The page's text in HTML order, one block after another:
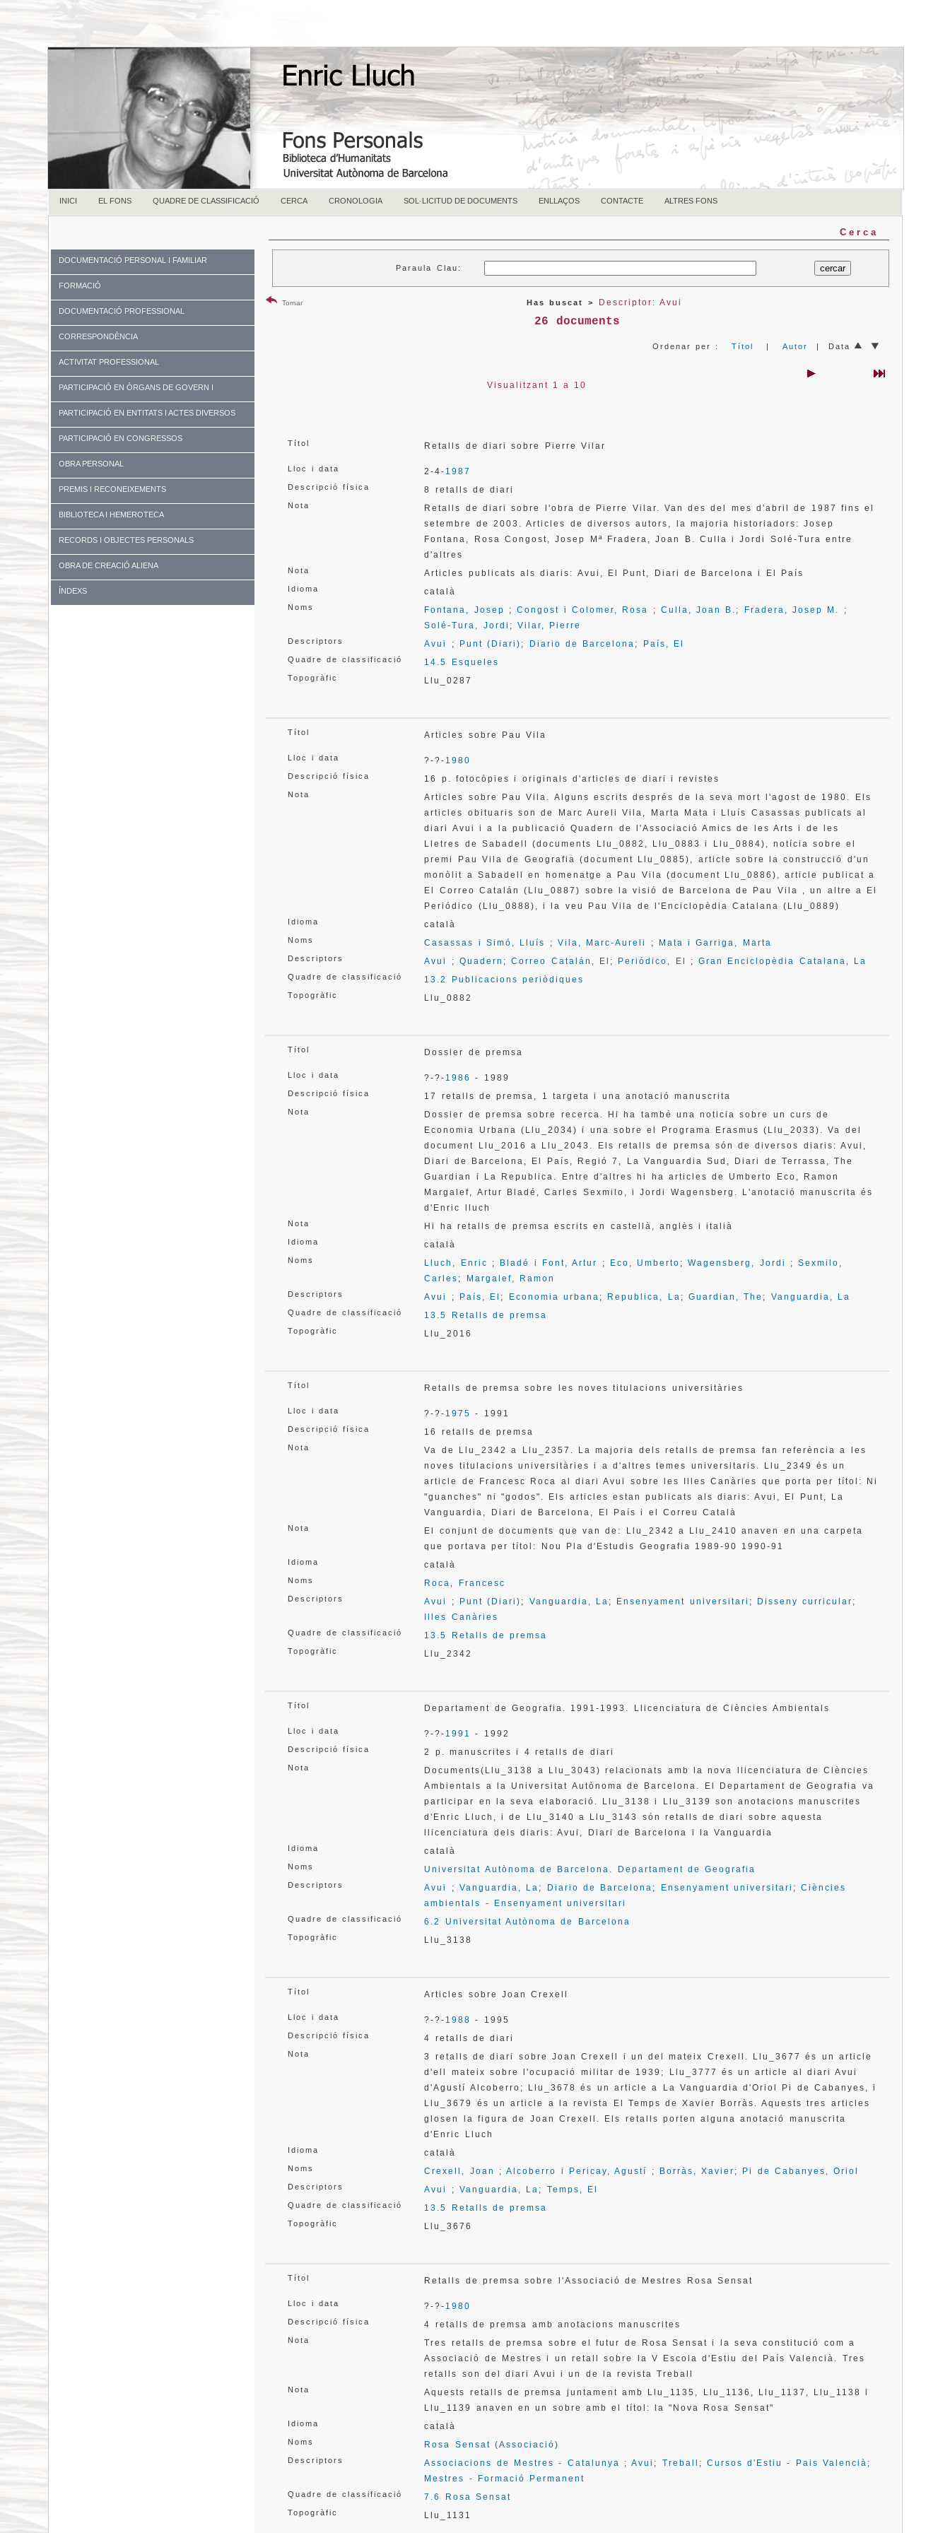
INICI EL FONS QUADRE DE CLASSIFICACIÓ CERCA CRONOLOGIA SOL·LICITUD DE DOCUMENTS ENLLAÇOS CONTACTE ALTRES FONS
DOCUMENTACIÓ PERSONAL I FAMILIAR
FORMACIÓ
DOCUMENTACIÓ PROFESSIONAL
CORRESPONDÈNCIA
ACTIVITAT PROFESSIONAL
PARTICIPACIÓ EN ÒRGANS DE GOVERN I
UNIVERSITATS
PARTICIPACIÓ EN ENTITATS I ACTES DIVERSOS
PARTICIPACIÓ EN CONGRESSOS
OBRA PERSONAL
PREMIS I RECONEIXEMENTS
BIBLIOTECA I HEMEROTECA
RECORDS I OBJECTES PERSONALS
OBRA DE CREACIÓ ALIENA
ÍNDEXS
Cerca
Paraula Clau:
Tornar Has buscat > Descriptor: Avui
26 documents
Ordenar per :Títol |Autor | Data
Visualitzant 1 a 10
Títol Retalls de diari sobre Pierre Vilar
Lloc i data 2-4- 1987
Descripció física 8 retalls de diari
Nota
Retalls de diari sobre l'obra de Pierre Vilar. Van des del mes d'abril de 1987 fins el
setembre de 2003. Articles de diversos autors, la majoria historiadors: Josep
Fontana, Rosa Congost, Josep Mª Fradera, Joan B. Culla i Jordi Solé-Tura entre
d'altres
Nota Articles publicats als diaris: Avui, El Punt, Diari de Barcelona i El País
Idioma català
Noms Fontana, Josep ;Congost i Colomer, Rosa ; Culla, Joan B. ; Fradera, Josep M.
;
Solé-Tura, Jordi ;Vilar, Pierre
Descriptors Avui ; Punt (Diari) ; Diario de Barcelona ; País, El
Quadre de classificació 14.5 Esqueles
Topogràfic Llu_0287
Títol Articles sobre Pau Vila
Lloc i data ?-?- 1980
Descripció física 16 p. fotocòpies i originals d'articles de diari i revistes
Nota
Articles sobre Pau Vila. Alguns escrits després de la seva mort l'agost de 1980. Els
articles obituaris son de Marc Aureli Vila, Marta Mata i Lluís Casassas publicats al
diari Avui i a la publicació Quadern de l'Associació Amics de les Arts i de les
Lletres de Sabadell (documents Llu_0882, Llu_0883 i Llu_0884), notícia sobre el
premi Pau Vila de Geografia (document Llu_0885), article sobre la construcció d'un
monòlit a Sabadell en homenatge a Pau Vila (document Llu_0886), article publicat a
El Correo Catalán (Llu_0887) sobre la visió de Barcelona de Pau Vila , un altre a El
Periódico (Llu_0888), i la veu Pau Vila de l'Enciclopèdia Catalana (Llu_0889)
Idioma català
Noms Casassas i Simó, Lluís ; Vila, Marc-Aureli ; Mata i Garriga, Marta
Descriptors Avui ;Quadern ;Correo Catalán, El ; Periódico, El ;Gran Enciclopèdia Catalana, La
Quadre de classificació 13.2 Publicacions periòdiques
Topogràfic Llu_0882
Títol Dossier de premsa
Lloc i data ?-?- 1986 - 1989
Descripció física 17 retalls de premsa, 1 targeta i una anotació manuscrita
Nota
Dossier de premsa sobre recerca. Hi ha també una noticia sobre un curs de
Economia Urbana (Llu_2034) i una sobre el Programa Erasmus (Llu_2033). Va del
document Llu_2016 a Llu_2043. Els retalls de premsa són de diversos diaris: Avui,
Diari de Barcelona, El País, Regió 7, La Vanguardia Sud, Diari de Terrassa, The
Guardian i La Republica. Entre d'altres hi ha articles de Umberto Eco, Ramon
Margalef, Artur Bladé, Carles Sexmilo, i Jordi Wagensberg. L'anotació manuscrita és
d'Enric lluch
Nota Hi ha retalls de premsa escrits en castellà, anglès i italià
Idioma català
Noms Lluch, Enric ; Bladé i Font, Artur ; Eco, Umberto ;Wagensberg, Jordi ;Sexmilo,
Carles ; Margalef, Ramon
Descriptors Avui ; País, El ; Economia urbana ; Republica, La ; Guardian, The ; Vanguardia, La
Quadre de classificació 13.5 Retalls de premsa
Topogràfic Llu_2016
Títol Retalls de premsa sobre les noves titulacions universitàries
Lloc i data ?-?- 1975 - 1991
Descripció física 16 retalls de premsa
Nota
Va de Llu_2342 a Llu_2357. La majoria dels retalls de premsa fan referència a les
noves titulacions universitàries i a d'altres temes universitaris. Llu_2349 és un
article de Francesc Roca al diari Avui sobre les Illes Canàries que porta per títol: Ni
"guanches" ni "godos". Els articles estan publicats als diaris: Avui, El Punt, La
Vanguardia, Diari de Barcelona, El País i el Correu Català
Nota
El conjunt de documents que van de: Llu_2342 a Llu_2410 anaven en una carpeta
que portava per títol: Nou Pla d'Estudis Geografia 1989-90 1990-91
Idioma català
Noms Roca, Francesc
Descriptors Avui ; Punt (Diari) ; Vanguardia, La ; Ensenyament universitari ; Disseny curricular ;
Illes Canàries
Quadre de classificació 13.5 Retalls de premsa
Topogràfic Llu_2342
Títol Departament de Geografia. 1991-1993. Llicenciatura de Ciències Ambientals
Lloc i data ?-?- 1991 - 1992
Descripció física 2 p. manuscrites i 4 retalls de diari
Nota
Documents(Llu_3138 a Llu_3043) relacionats amb la nova llicenciatura de Ciències
Ambientals a la Universitat Autònoma de Barcelona. El Departament de Geografia va
participar en la seva elaboració. Llu_3138 i Llu_3139 son anotacions manuscrites
d'Enric Lluch, i de Llu_3140 a Llu_3143 són retalls de diari sobre aquesta
llicenciatura dels diaris: Avui, Diari de Barcelona i la Vanguardia
Idioma català
Noms Universitat Autònoma de Barcelona. Departament de Geografia
Descriptors Avui ;Vanguardia, La ; Diario de Barcelona ; Ensenyament universitari ;Ciències
ambientals - Ensenyament universitari
Quadre de classificació 6.2 Universitat Autònoma de Barcelona
Topogràfic Llu_3138
Títol Articles sobre Joan Crexell
Lloc i data ?-?- 1988 - 1995
Descripció física 4 retalls de diari
Nota
3 retalls de diari sobre Joan Crexell i un del mateix Crexell. Llu_3677 és un article
d'ell mateix sobre l'ocupació militar de 1939; Llu_3777 és un article al diari Avui
d'Agustí Alcoberro; Llu_3678 és un article a La Vanguardia d'Oriol Pi de Cabanyes, i
Llu_3679 és un article a la revista El Temps de Xavier Borràs. Aquests tres articles
glosen la figura de Joan Crexell. Els retalls porten alguna anotació manuscrita
d'Enric Lluch
Idioma català
Noms Crexell, Joan ;Alcoberro i Pericay, Agustí ; Borràs, Xavier ; Pi de Cabanyes, Oriol
Descriptors Avui ;Vanguardia, La ; Temps, El
Quadre de classificació 13.5 Retalls de premsa
Topogràfic Llu_3676
Títol Retalls de premsa sobre l'Associació de Mestres Rosa Sensat
Lloc i data ?-?- 1980
Descripció física 4 retalls de premsa amb anotacions manuscrites
Nota
Tres retalls de premsa sobre el futur de Rosa Sensat i la seva constitució com a
Associació de Mestres i un retall sobre la V Escola d'Estiu del País Valencià. Tres
retalls son del diari Avui i un de la revista Treball
Nota
Aquests retalls de premsa juntament amb Llu_1135, Llu_1136, Llu_1137, Llu_1138 i
Llu_1139 anaven en un sobre amb el títol: la "Nova Rosa Sensat"
Idioma català
Noms Rosa Sensat (Associació)
Descriptors Associacions de Mestres - Catalunya ;Avui ; Treball ; Cursos d'Estiu - Pais Valencià ;
Mestres - Formació Permanent
Quadre de classificació 7.6 Rosa Sensat
Topogràfic Llu_1131